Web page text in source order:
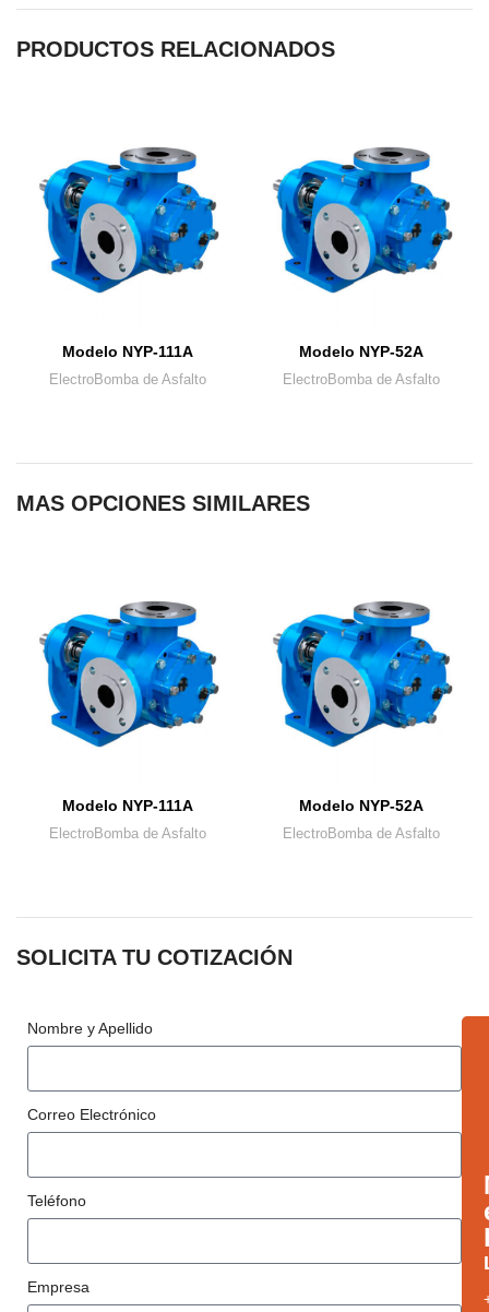
PRODUCTOS RELACIONADOS
Modelo NYP-111A
ElectroBomba de Asfalto
Modelo NYP-52A
ElectroBomba de Asfalto
MAS OPCIONES SIMILARES
Modelo NYP-111A
ElectroBomba de Asfalto
Modelo NYP-52A
ElectroBomba de Asfalto
SOLICITA TU COTIZACIÓN
Nombre y Apellido
Correo Electrónico
Teléfono
Empresa